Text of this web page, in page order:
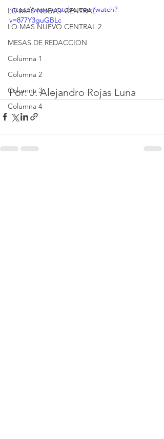
LO MAS NUEVO CENTRAL
LO MAS NUEVO CENTRAL 2
MESAS DE REDACCION
Columna 1
Columna 2
Columna 3
Columna 4
https://www.youtube.com/watch?
v=877Y3guGBLc
Por: J. Alejandro Rojas Luna
Ver todo